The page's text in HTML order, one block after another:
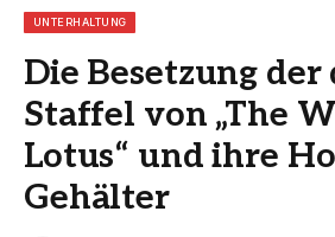
UNTERHALTUNG
Die Besetzung
Staffel von „The
Lotus“ und ihre
Gehälter